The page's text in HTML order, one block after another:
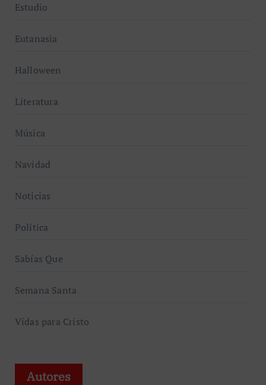
Estudio
Eutanasia
Halloween
Literatura
Música
Navidad
Noticias
Política
Sabías Que
Semana Santa
Vidas para Cristo
Autores